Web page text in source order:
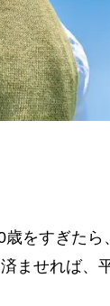
をすぎたら
ませれば、